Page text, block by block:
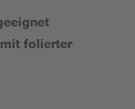
folierter